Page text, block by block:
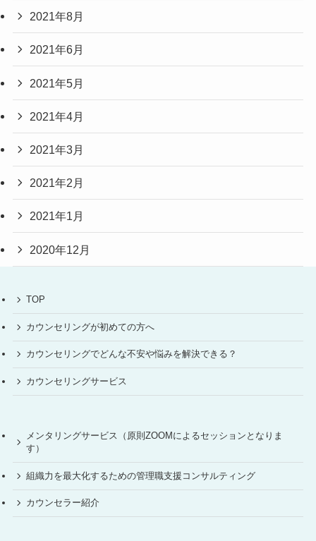
2021年8月
2021年6月
2021年5月
2021年4月
2021年3月
2021年2月
2021年1月
2020年12月
TOP
カウンセリングが初めての方へ
カウンセリングでどんな不安や悩みを解決できる？
カウンセリングサービス
メンタリングサービス（原則ZOOMによるセッションとなりま
す）
組織力を最大化するための管理職支援コンサルティング
カウンセラー紹介